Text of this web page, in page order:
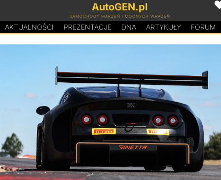
AutoGEN.pl
SAMOCHODY MARZEŃ I MOCNYCH WRAŻEŃ
AKTUALNOŚCI PREZENTACJE DNA ARTYKUŁY FORUM